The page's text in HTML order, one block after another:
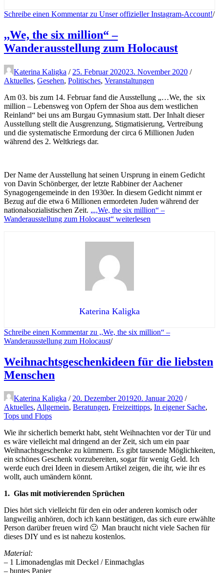
Schreibe einen Kommentarzu Unser offizieller Instagram-Account!/
,,We, the six million“ –
Wanderausstellung zum Holocaust
Katerina Kaligka / 25. Februar 202023. November 2020 /
Aktuelles, Gesehen, Politisches, Veranstaltungen
Am 03. bis zum 14. Februar fand die Ausstellung „…We, the six
million – Lebensweg von Opfern der Shoa aus dem westlichen
Reinland“ bei uns am Burgau Gymnasium statt. Der Inhalt dieser
Ausstellung stellt die Ausgrenzung, Stigmatisierung, Vertreibung
und die systematische Ermordung der circa 6 Millionen Juden
während des 2. Weltkriegs dar.
Der Name der Ausstellung hat seinen Ursprung in einem Gedicht
von Davin Schönberger, der letzte Rabbiner der Aachener
Synagogengemeinde in den 1930er. In diesem Gedicht nimmt er
Bezug auf die etwa 6 Millionen ermordeten Juden während der
nationalsozialistischen Zeit. „,,We, the six million“ –
Wanderausstellung zum Holocaust“ weiterlesen
Katerina Kaligka
Schreibe einen Kommentarzu ,,We, the six million“ –
Wanderausstellung zum Holocaust/
Weihnachtsgeschenkideen für die liebsten
Menschen
Katerina Kaligka / 20. Dezember 201920. Januar 2020 /
Aktuelles, Allgemein, Beratungen, Freizeittipps, In eigener Sache,
Tops und Flops
Wie ihr sicherlich bemerkt habt, steht Weihnachten vor der Tür und
es wäre vielleicht mal dringend an der Zeit, sich um ein paar
Weihnachtsgeschenke zu kümmern. Es gibt tausende Möglichkeiten,
ein schönes Geschenk vorzubereiten, sogar für wenig Geld. Ich
werde euch drei Ideen in diesem Artikel zeigen, die ihr, wie ihr es
wollt, auch umändern könnt.
1. Glas mit motivierenden Sprüchen
Dies hört sich vielleicht für den ein oder anderen komisch oder
langweilig anhören, doch ich kann bestätigen, das sich eure erwählte
Person darüber freuen wird 🙂 Man braucht nicht viele Sachen für
dieses DIY und es ist nahezu kostenlos.
Material:
– 1 Limonadenglas mit Deckel / Einmachglas
– buntes Papier